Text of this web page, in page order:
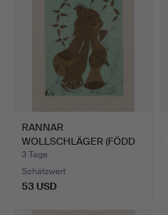
RANNAR
WOLLSCHLÄGER (FÖDD
1944). Figurenko…
3 Tage
Schätzwert
53 USD